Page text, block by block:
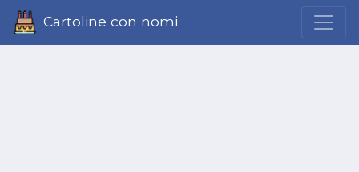
Cartoline con nomi